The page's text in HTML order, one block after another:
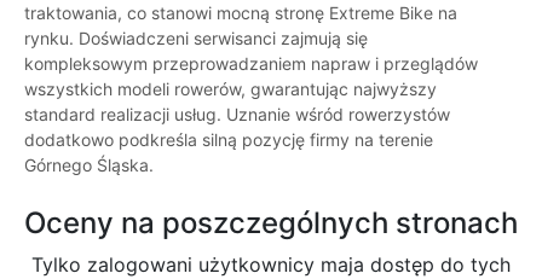
traktowania, co stanowi mocną stronę Extreme Bike na
rynku. Doświadczeni serwisanci zajmują się
kompleksowym przeprowadzaniem napraw i przeglądów
wszystkich modeli rowerów, gwarantując najwyższy
standard realizacji usług. Uznanie wśród rowerzystów
dodatkowo podkreśla silną pozycję firmy na terenie
Górnego Śląska.
Oceny na poszczególnych stronach
Tylko zalogowani użytkownicy maja dostęp do tych